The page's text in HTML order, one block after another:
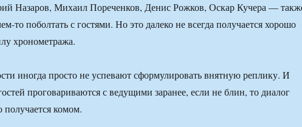
Назаров, Михаил Пореченков, Денис Рожков, Оскар Кучера —
то поболтать с гостями. Но это далеко не всегда получается хорошо
хронометража.
иногда просто не успевают сформулировать внятную реплику. И
проговариваются с ведущими заранее, если не блин, то диалог
получается комом.